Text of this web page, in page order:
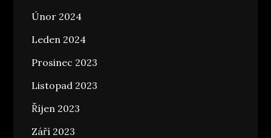
Únor 2024
Leden 2024
Prosinec 2023
Listopad 2023
Říjen 2023
Září 2023